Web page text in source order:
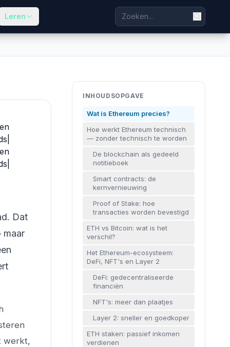
Leren
Dat
maar
werkt,
INHOUDSOPGAVE
Wat is Ethereum precies?
Hoe werkt Ethereum technisch
— zonder technisch te worden
De blockchain als gedeeld
notitieboek
Smart contracts: de
kernvernieuwing
Proof of Stake: hoe
transacties worden bevestigd
ETH vs Bitcoin: wat is het
verschil?
Het Ethereum-ecosysteem:
DeFi, NFT's en Layer 2
DeFi: gedecentraliseerde
financiën
NFT's: meer dan plaatjes
Layer 2: sneller en goedkoper
ETH staken: passief inkomen
verdienen